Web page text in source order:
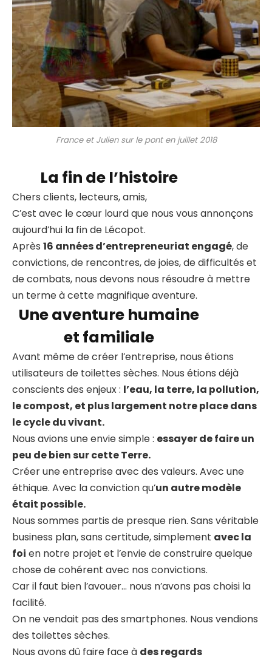
France et Julien sur le pont en juillet 2018
La fin de l’histoire
Chers clients, lecteurs, amis,
C’est avec le cœur lourd que nous vous annonçons
aujourd’hui la fin de Lécopot.
Après 16 années d’entrepreneuriat engagé, de
convictions, de rencontres, de joies, de difficultés et
de combats, nous devons nous résoudre à mettre
un terme à cette magnifique aventure.
Une aventure humaine
et familiale
Avant même de créer l’entreprise, nous étions
utilisateurs de toilettes sèches. Nous étions déjà
conscients des enjeux : l’eau, la terre, la pollution,
le compost, et plus largement notre place dans
le cycle du vivant.
Nous avions une envie simple : essayer de faire un
peu de bien sur cette Terre.
Créer une entreprise avec des valeurs. Avec une
éthique. Avec la conviction qu’un autre modèle
était possible.
Nous sommes partis de presque rien. Sans véritable
business plan, sans certitude, simplement avec la
foi en notre projet et l’envie de construire quelque
chose de cohérent avec nos convictions.
Car il faut bien l’avouer… nous n’avons pas choisi la
facilité.
On ne vendait pas des smartphones. Nous vendions
des toilettes sèches.
Nous avons dû faire face à des regards